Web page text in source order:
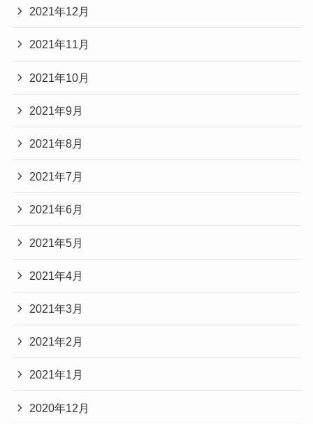
2021年12月
2021年11月
2021年10月
2021年9月
2021年8月
2021年7月
2021年6月
2021年5月
2021年4月
2021年3月
2021年2月
2021年1月
2020年12月